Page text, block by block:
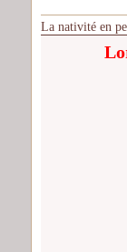
La nativité en